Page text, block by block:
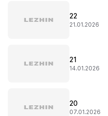
22
21.01.2026
21
14.01.2026
20
07.01.2026